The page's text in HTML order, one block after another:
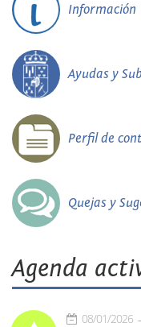
Información
Ayudas y
Perfil de
Quejas y
Agenda
08/01/2026